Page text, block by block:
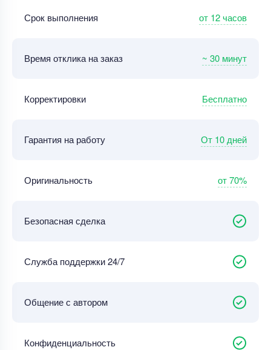
Срок выполнения от 12 часов
Время отклика на заказ ~ 30 минут
Корректировки Бесплатно
Гарантия на работу От 10 дней
Оригинальность от 70%
Безопасная сделка
Служба поддержки 24/7
Общение с автором
Конфиденциальность